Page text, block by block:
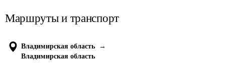
Маршруты и транспорт
Владимирская область
→
Владимирская область